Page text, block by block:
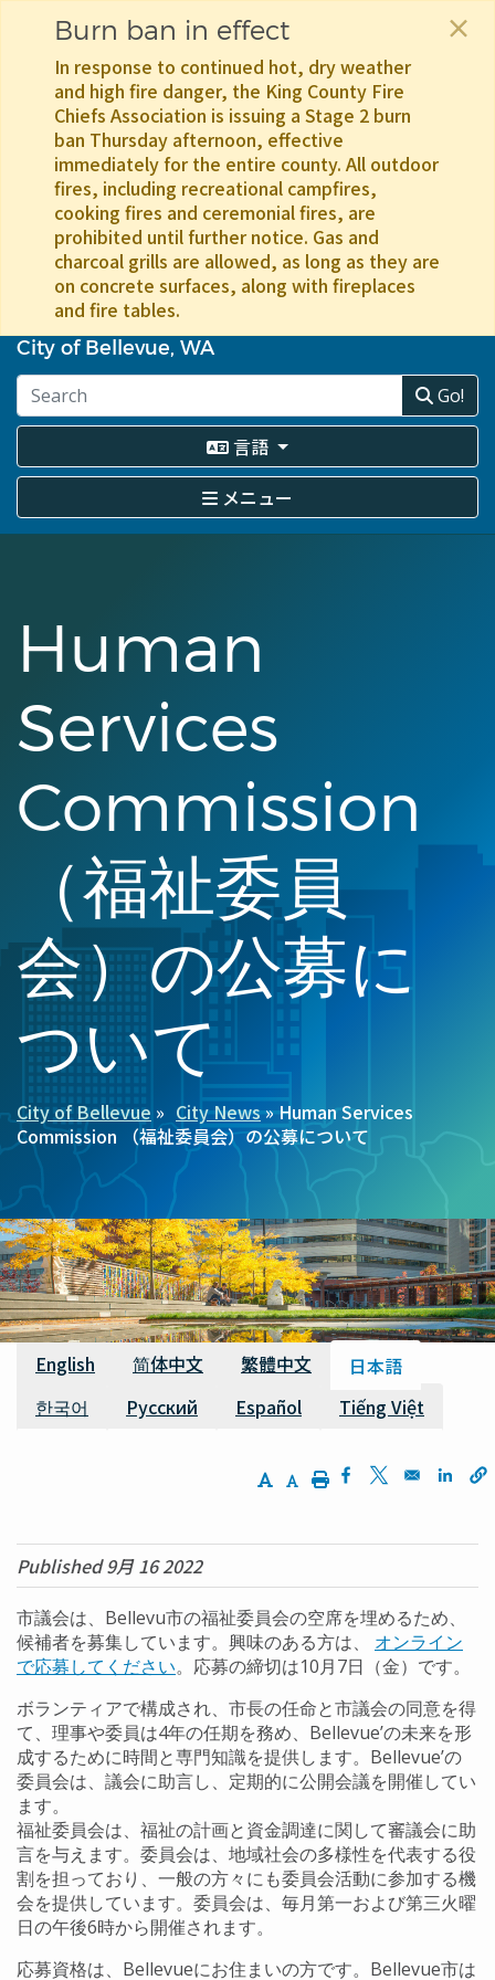
イ
ン
ン
ン
に
移
Burn ban in effect
In response to continued hot, dry weather
and high fire danger, the King County Fire
Chiefs Association is issuing a Stage 2 burn
ban Thursday afternoon, effective
immediately for the entire county. All outdoor
fires, including recreational campfires,
cooking fires and ceremonial fires, are
prohibited until further notice. Gas and
charcoal grills are allowed, as long as they are
on concrete surfaces, along with fireplaces
and fire tables.
×
City of Bellevue, WA
Go!
言語
メニュー
Human
Services
Commission
（福祉委員
会）の公募に
ついて
パ
ン
く
ず
City of Bellevue City News Human Services
Commission （福祉委員会）の公募について
利用可能な翻訳
English 简体中文 繁體中文
日本語
한국어
Русский Español Tiếng Việt
Increase Text Size
Decrease Text Size
PrintOpens in a new
Opens in a
Published 9月 16 2022
市議会は、Bellevu市の福祉委員会の空席を埋めるため、
候補者を募集しています。興味のある方は、 オンライン
で応募してください。応募の締切は10月7日（金）です。
ボランティアで構成され、市長の任命と市議会の同意を得
て、理事や委員は4年の任期を務め、Bellevue’の未来を形
成するために時間と専門知識を提供します。Bellevue’の
委員会は、議会に助言し、定期的に公開会議を開催してい
ます。
福祉委員会は、福祉の計画と資金調達に関して審議会に助
言を与えます。委員会は、地域社会の多様性を代表する役
割を担っており、一般の方々にも委員会活動に参加する機
会を提供しています。委員会は、毎月第一および第三火曜
日の午後6時から開催されます。
応募資格は、Bellevueにお住まいの方です。Bellevue市は